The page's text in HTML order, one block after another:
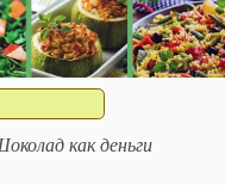
как деньги